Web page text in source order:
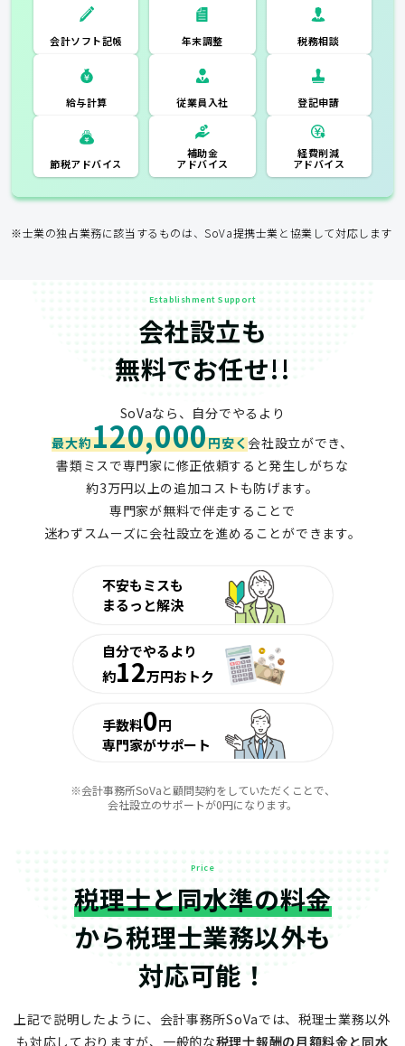
会計ソフト記
帳 年末調整 税務相談
会計ソフト記帳
年末調整
税務相談
給与計算
従業員入社
登記申請
節税アドバイス
補助金
アドバイス
アドバイス
※士業の独占業務に該当するものは、SoVa提携士業と協業して対応します
Establishment Support
会社設立も
無料でお任せ!!
SoVaなら、自分でやるより
最大約120,000円安く会社設立ができ、
書類ミスで専門家に修正依頼すると発生しがちな
約3万円以上の追加コストも防げます。
専門家が無料で伴走することで
迷わずスムーズに会社設立を進めることができます。
不安もミスも
まるっと解決
自分でやるより
約12万円おトク
手数料0円
専門家がサポート
※会計事務所SoVaと顧問契約をしていただくことで、
会社設立のサポートが0円になります。
Price
税理士と同水準の料金
から税理士業務以外も
対応可能！
上記で説明したように、会計事務所SoVaでは、税理士業務以外
も対応しておりますが、 一般的な税理士報酬の月額料金と同水